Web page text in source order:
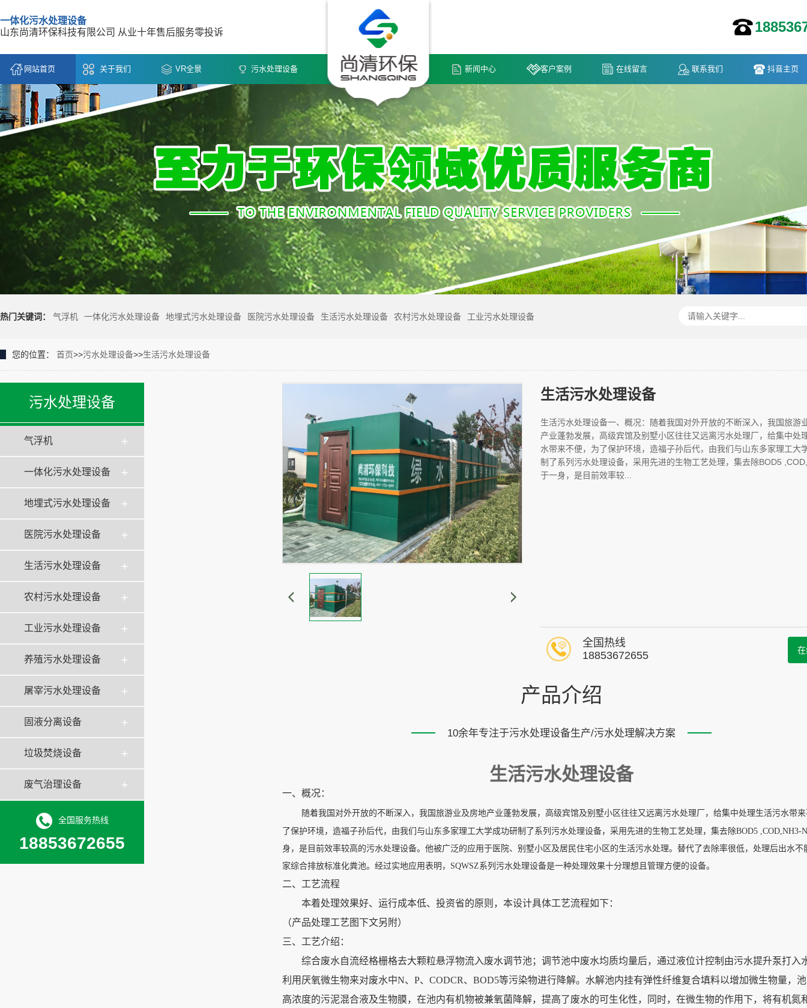
一体化污水处理设备
山东尚清环保科技有限公司 从业十年售后服务零投诉
网站首页 关于我们 VR全景 污水处理设备 新闻中心 客户案例 在线留言 联系我们 抖音主页
热门关键词： 气浮机 一体化污水处理设备 地埋式污水处理设备 医院污水处理设备 生活污水处理设备 农村污水处理设备 工业污水处理设备
您的位置： 首页>>污水处理设备>>生活污水处理设备
污水处理设备
气浮机
一体化污水处理设备
地埋式污水处理设备
医院污水处理设备
生活污水处理设备
农村污水处理设备
工业污水处理设备
养殖污水处理设备
屠宰污水处理设备
固液分离设备
垃圾焚烧设备
废气治理设备
全国服务热线
18853672655
生活污水处理设备
生活污水处理设备一、概况：随着我国对外开放的不断深入，我国旅游
产业蓬勃发展，高级宾馆及别墅小区往往又远离污水处理厂，给集中处
水带来不便，为了保护环境，造福子孙后代，由我们与山东多家理工大
制了系列污水处理设备，采用先进的生物工艺处理，集去除BOD5
于一身，是目前效率较...
全国热线
18853672655
产品介绍
10余年专注于污水处理设备生产/污水处理解决方案
生活污水处理设备
一、概况：
随着我国对外开放的不断深入，我国旅游业及房地产业蓬勃发展，高级宾馆及别墅小区往往又远离污水处理厂，给集中处理生活污水带
了保护环境，造福子孙后代，由我们与山东多家理工大学成功研制了系列污水处理设备，采用先进的生物工艺处理，集去除BOD5 ,COD,NH3-
身，是目前效率较高的污水处理设备。他被广泛的应用于医院、别墅小区及居民住宅小区的生活污水处理。替代了去除率很低，处理后出水不
家综合排放标准化粪池。经过实地应用表明，SQWSZ系列污水处理设备是一种处理效果十分理想且管理方便的设备。
二、工艺流程
本着处理效果好、运行成本低、投资省的原则，本设计具体工艺流程如下：
（产品处理工艺图下文另附）
三、工艺介绍：
综合废水自流经格栅格去大颗粒悬浮物流入废水调节池；调节池中废水均质均量后，通过液位计控制由污水提升泵打入
利用厌氧微生物来对废水中N、P、CODCR、BOD5等污染物进行降解。水解池内挂有弹性纤维复合填料以增加微生物量，
高浓度的污泥混合液及生物膜，在池内有机物被兼氧菌降解，提高了废水的可生化性，同时，在微生物的作用下，将有机氮